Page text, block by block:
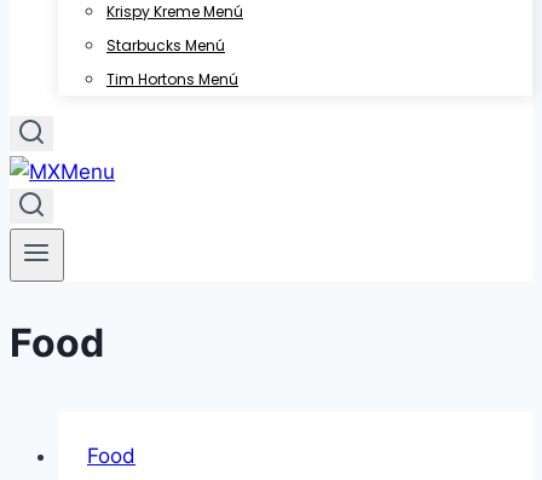
Krispy Kreme Menú
Starbucks Menú
Tim Hortons Menú
Food
Food